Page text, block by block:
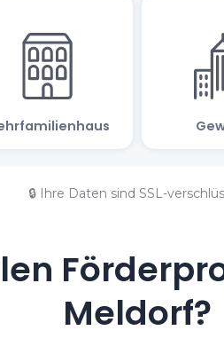
🔒 Ihre Daten sind SSL-
Meldorf?